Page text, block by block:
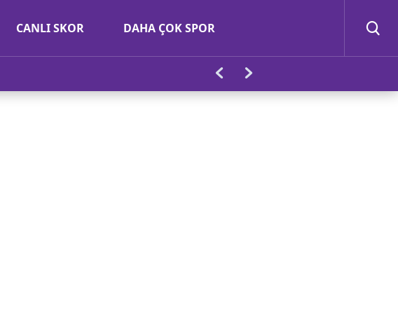
CANLI SKOR DAHA ÇOK SPOR